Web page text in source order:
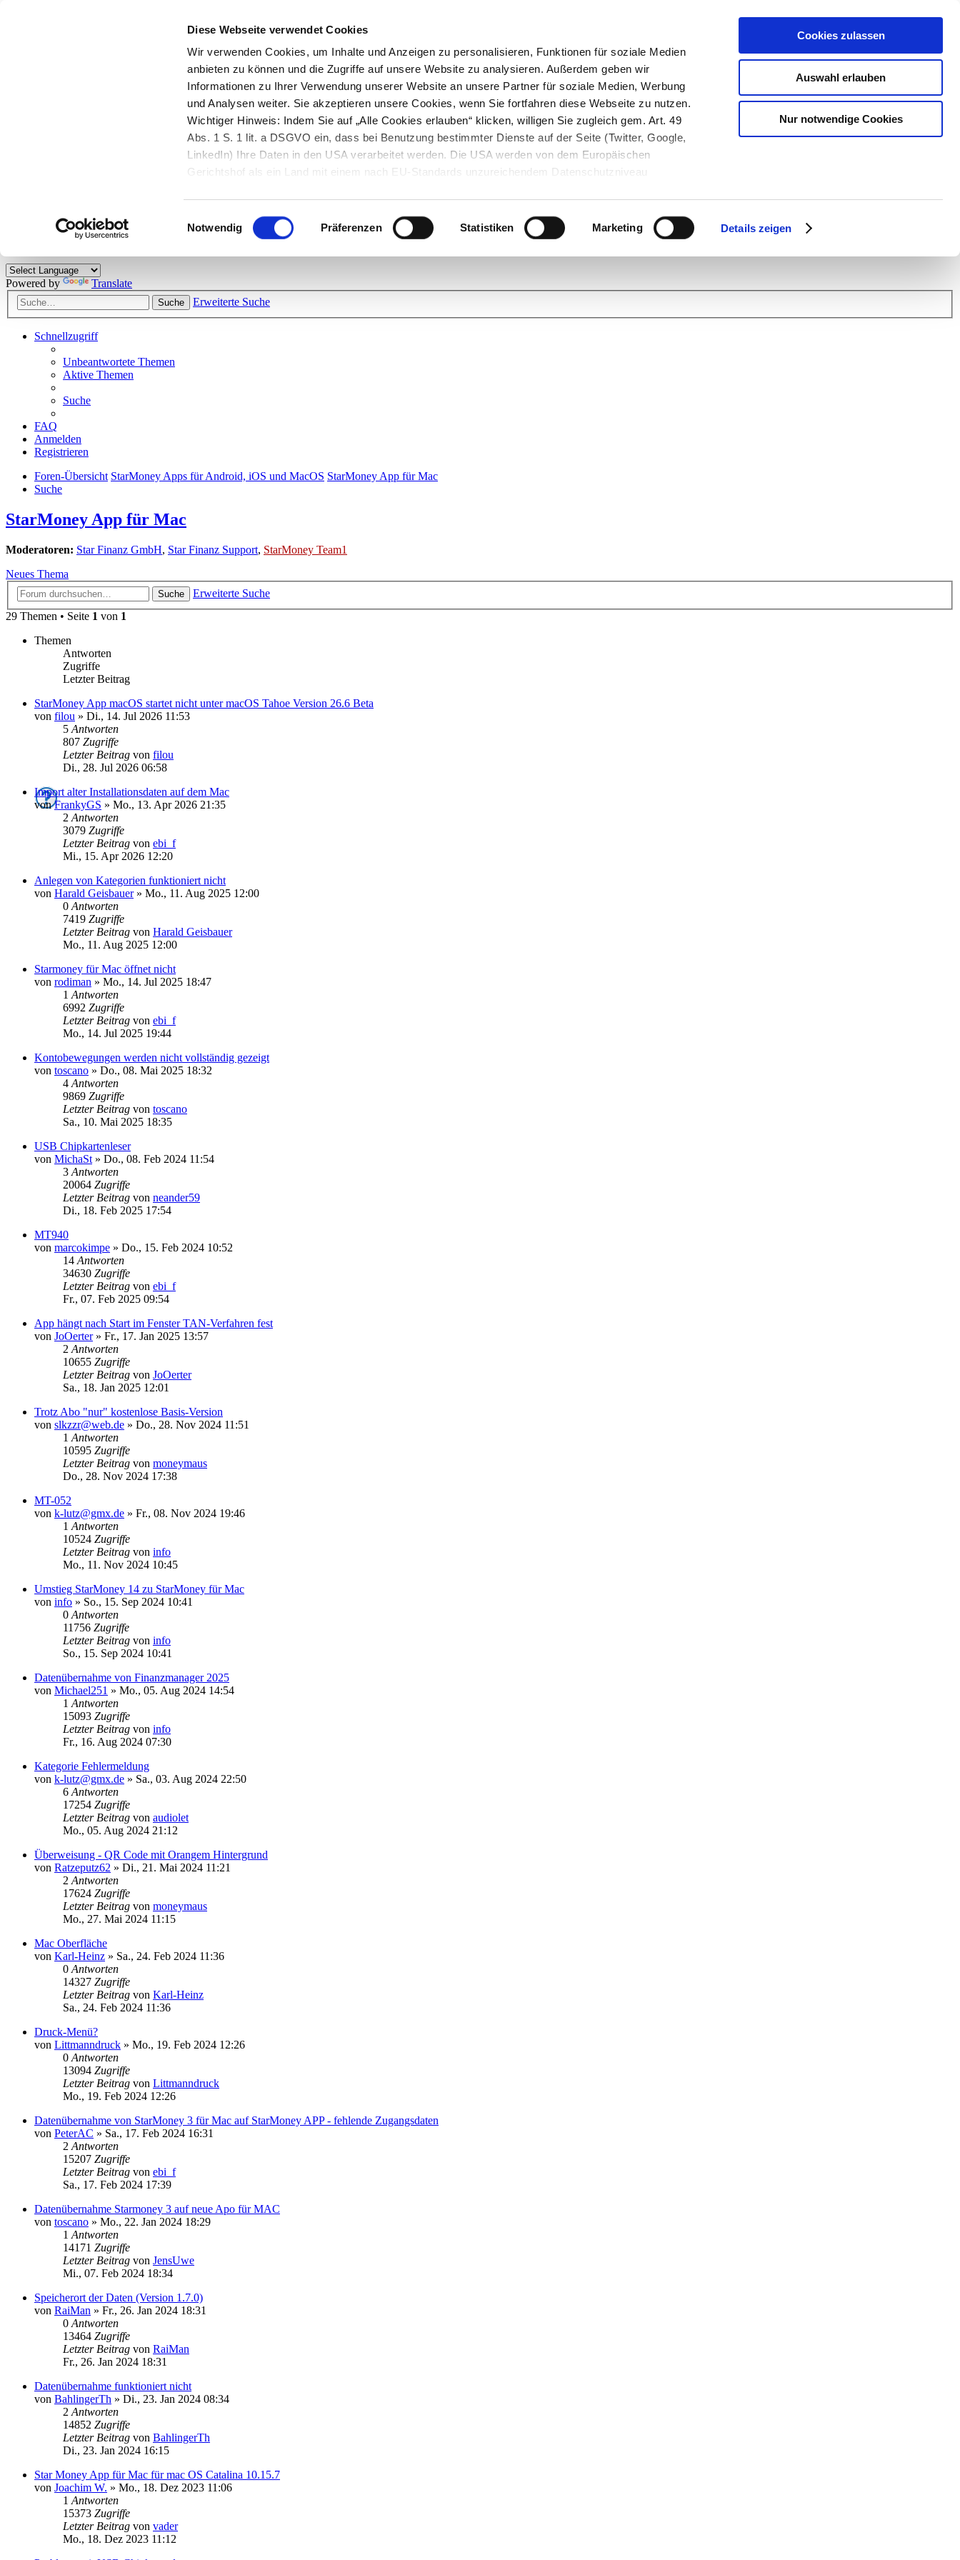
Diese Webseite verwendet Cookies
Wir verwenden Cookies, um Inhalte und Anzeigen zu personalisieren, Funktionen für soziale Medien
anbieten zu können und die Zugriffe auf unsere Website zu analysieren. Außerdem geben wir
Informationen zu Ihrer Verwendung unserer Website an unsere Partner für soziale Medien, Werbung
und Analysen weiter. Sie akzeptieren unsere Cookies, wenn Sie fortfahren diese Webseite zu nutzen.
Wichtiger Hinweis: Indem Sie auf „Alle Cookies erlauben“ klicken, willigen Sie zugleich gem. Art. 49
Abs. 1 S. 1 lit. a DSGVO ein, dass bei Benutzung bestimmter Dienste auf der Seite (Twitter, Google,
LinkedIn) Ihre Daten in den USA verarbeitet werden. Die USA werden von dem Europäischen
Gerichtshof als ein Land mit einem nach EU-Standards unzureichendem Datenschutzniveau
Einwilligungsauswahl
Notwendig Präferenzen Statistiken Marketing Details zeigen
Cookies zulassen
Auswahl erlauben
Nur notwendige Cookies
Herzlich willkommen!
Kunden viele nützliche Hilfestellungen und interessante Tipps und Tricks. Stellen Sie Ihre Fragen und helfen Sie mit Ihrem Wissen anderen weiter.
Powered by Translate
Suche Erweiterte Suche
Schnellzugriff
Unbeantwortete Themen
Aktive Themen
Suche
FAQ
Anmelden
Registrieren
Foren-Übersicht StarMoney Apps für Android, iOS und MacOS StarMoney App für Mac
Suche
StarMoney App für Mac
Moderatoren: Star Finanz GmbH, Star Finanz Support, StarMoney Team1
Neues Thema
Suche
Erweiterte Suche
29 Themen • Seite 1 von 1
Themen
Antworten
Zugriffe
Letzter Beitrag
StarMoney App macOS startet nicht unter macOS Tahoe Version 26.6 Beta
von filou » Di., 14. Jul 2026 11:53
5 Antworten
807 Zugriffe
Letzter Beitrag von filou
Di., 28. Jul 2026 06:58
Import alter Installationsdaten auf dem Mac
vonFrankyGS » Mo., 13. Apr 2026 21:35
2 Antworten
3079 Zugriffe
Letzter Beitrag von ebi_f
Mi., 15. Apr 2026 12:20
Anlegen von Kategorien funktioniert nicht
von Harald Geisbauer» Mo., 11. Aug 2025 12:00
0 Antworten
7419 Zugriffe
Letzter Beitrag von Harald Geisbauer
Mo., 11. Aug 2025 12:00
Starmoney für Mac öffnet nicht
von rodiman » Mo., 14. Jul 2025 18:47
1 Antworten
6992 Zugriffe
Letzter Beitrag von ebi_f
Mo., 14. Jul 2025 19:44
Kontobewegungen werden nicht vollständig gezeigt
von toscano » Do., 08. Mai 2025 18:32
4 Antworten
9869 Zugriffe
Letzter Beitrag von toscano
Sa., 10. Mai 2025 18:35
USB Chipkartenleser
von MichaSt » Do., 08. Feb 2024 11:54
3 Antworten
20064 Zugriffe
Letzter Beitrag von neander59
Di., 18. Feb 2025 17:54
MT940
von marcokimpe » Do., 15. Feb 2024 10:52
14 Antworten
34630 Zugriffe
Letzter Beitrag von ebi_f
Fr., 07. Feb 2025 09:54
App hängt nach Start im Fenster TAN-Verfahren fest
von JoOerter» Fr., 17. Jan 2025 13:57
2 Antworten
10655 Zugriffe
Letzter Beitrag von JoOerter
Sa., 18. Jan 2025 12:01
Trotz Abo "nur" kostenlose Basis-Version
von slkzzr@web.de » Do., 28. Nov 2024 11:51
1 Antworten
10595 Zugriffe
Letzter Beitrag von moneymaus
Do., 28. Nov 2024 17:38
MT-052
von k-lutz@gmx.de » Fr., 08. Nov 2024 19:46
1 Antworten
10524 Zugriffe
Letzter Beitrag von info
Mo., 11. Nov 2024 10:45
Umstieg StarMoney 14 zu StarMoney für Mac
von info » So., 15. Sep 2024 10:41
0 Antworten
11756 Zugriffe
Letzter Beitrag von info
So., 15. Sep 2024 10:41
Datenübernahme von Finanzmanager 2025
von Michael251 » Mo., 05. Aug 2024 14:54
1 Antworten
15093 Zugriffe
Letzter Beitrag von info
Fr., 16. Aug 2024 07:30
Kategorie Fehlermeldung
von k-lutz@gmx.de » Sa., 03. Aug 2024 22:50
6 Antworten
17254 Zugriffe
Letzter Beitrag von audiolet
Mo., 05. Aug 2024 21:12
Überweisung - QR Code mit Orangem Hintergrund
von Ratzeputz62 » Di., 21. Mai 2024 11:21
2 Antworten
17624 Zugriffe
Letzter Beitrag von moneymaus
Mo., 27. Mai 2024 11:15
Mac Oberfläche
von Karl-Heinz » Sa., 24. Feb 2024 11:36
0 Antworten
14327 Zugriffe
Letzter Beitrag von Karl-Heinz
Sa., 24. Feb 2024 11:36
Druck-Menü?
von Littmanndruck » Mo., 19. Feb 2024 12:26
0 Antworten
13094 Zugriffe
Letzter Beitrag von Littmanndruck
Mo., 19. Feb 2024 12:26
Datenübernahme von StarMoney 3 für Mac auf StarMoney APP - fehlende Zugangsdaten
von PeterAC » Sa., 17. Feb 2024 16:31
2 Antworten
15207 Zugriffe
Letzter Beitrag von ebi_f
Sa., 17. Feb 2024 17:39
Datenübernahme Starmoney 3 auf neue Apo für MAC
von toscano » Mo., 22. Jan 2024 18:29
1 Antworten
14171 Zugriffe
Letzter Beitrag von JensUwe
Mi., 07. Feb 2024 18:34
Speicherort der Daten (Version 1.7.0)
von RaiMan » Fr., 26. Jan 2024 18:31
0 Antworten
13464 Zugriffe
Letzter Beitrag von RaiMan
Fr., 26. Jan 2024 18:31
Datenübernahme funktioniert nicht
von BahlingerTh » Di., 23. Jan 2024 08:34
2 Antworten
14852 Zugriffe
Letzter Beitrag von BahlingerTh
Di., 23. Jan 2024 16:15
Star Money App für Mac für mac OS Catalina 10.15.7
von Joachim W. » Mo., 18. Dez 2023 11:06
1 Antworten
15373 Zugriffe
Letzter Beitrag von vader
Mo., 18. Dez 2023 11:12